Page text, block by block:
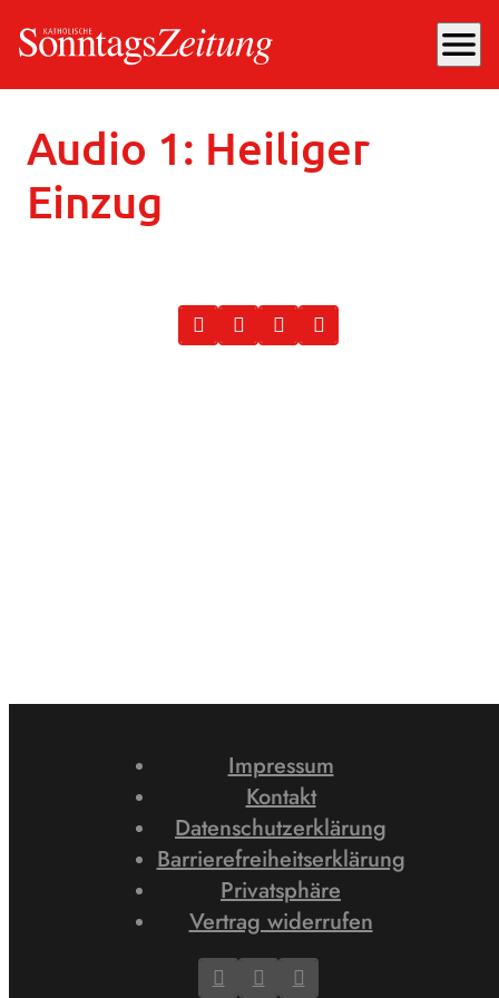
menu
Donnerstag, 21.03.2024, 09:31 Uhr
Audio 1: Heiliger
Einzug
Impressum
Kontakt
Datenschutzerklärung
Barrierefreiheitserklärung
Privatsphäre
Vertrag widerrufen